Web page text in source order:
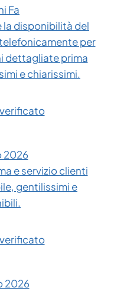
Fa
disponibilità del
per
dettagliate prima
e chiarissimi.
2026
e servizio clienti
gentilissimi e
2026